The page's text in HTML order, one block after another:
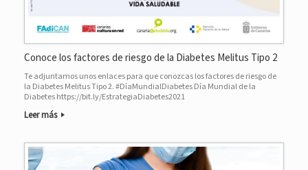
Conoce los factores de riesgo de la Diabetes Melitus Tipo 2
Te adjuntamos unos enlaces para que conozcas los factores de riesgo de
la Diabetes Melitus Tipo 2. #DíaMundialDiabetes Día Mundial de la
Diabetes https://bit.ly/EstrategiaDiabetes2021
Leer más